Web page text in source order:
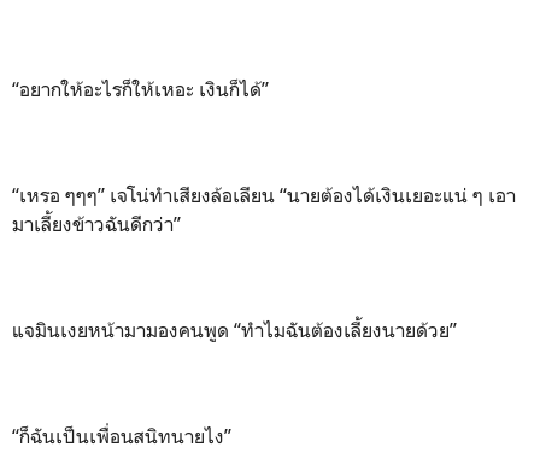
“อยากให้อะไรก็ให้เหอะ เงินก็ได้”
“เหรอ ๆๆๆ” เจโน่ทำเสียงล้อเลียน “นายต้องได้เงินเยอะแน่ ๆ เอา
มาเลี้ยงข้าวฉันดีกว่า”
แจมินเงยหน้ามามองคนพูด “ทำไมฉันต้องเลี้ยงนายด้วย”
“ก็ฉันเป็นเพื่อนสนิทนายไง”